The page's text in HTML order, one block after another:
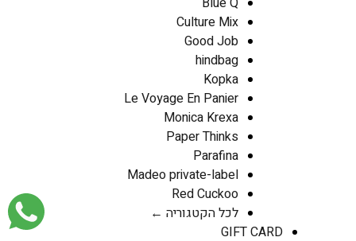
Culture Mix
Good Job
hindbag
Kopka
Le Voyage En Panier
Monica Krexa
Paper Thinks
Parafina
Madeo private-label
Red Cuckoo
לכל הקטגוריה ←
GIFT CARD